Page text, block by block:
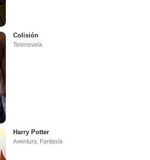
Colisión
Telenovela
Harry Potter
Aventura Fantasía